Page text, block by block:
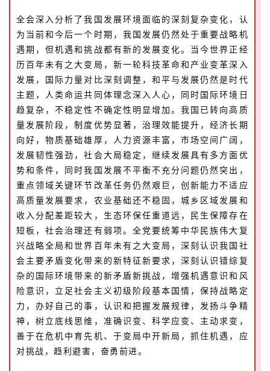
全会深入分析了我国发展环境面临的深刻复杂变化，认
为当前和今后一个时期，我国发展仍然处于重要战略机
遇期，但机遇和挑战都有新的发展变化。当今世界正经
历百年未有之大变局，新一轮科技革命和产业变革深入
发展，国际力量对比深刻调整，和平与发展仍然是时代
主题，人类命运共同体理念深入人心，同时国际环境日
趋复杂，不稳定性不确定性明显增加。我国已转向高质
量发展阶段，制度优势显著，治理效能提升，经济长期
向好，物质基础雄厚，人力资源丰富，市场空间广阔，
发展韧性强劲，社会大局稳定，继续发展具有多方面优
势和条件，同时我国发展不平衡不充分问题仍然突出，
重点领域关键环节改革任务仍然艰巨，创新能力不适应
高质量发展要求，农业基础还不稳固，城乡区域发展和
收入分配差距较大，生态环保任重道远，民生保障存在
短板，社会治理还有弱项。全党要统筹中华民族伟大复
兴战略全局和世界百年未有之大变局，深刻认识我国社
会主要矛盾变化带来的新特征新要求，深刻认识错综复
杂的国际环境带来的新矛盾新挑战，增强机遇意识和风
险意识，立足社会主义初级阶段基本国情，保持战略定
力，办好自己的事，认识和把握发展规律，发扬斗争精
神，树立底线思维，准确识变、科学应变、主动求变，
善于在危机中育先机、于变局中开新局，抓住机遇，应
对挑战，趋利避害，奋勇前进。